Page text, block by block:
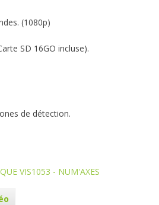
(1080p)
SD 16GO incluse).
de détection.
VIS1053 - NUM'AXES